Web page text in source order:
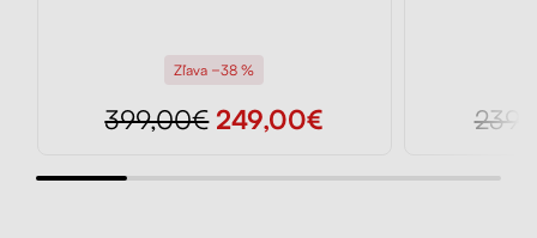
Zľava −38 %
399,00€249,00€